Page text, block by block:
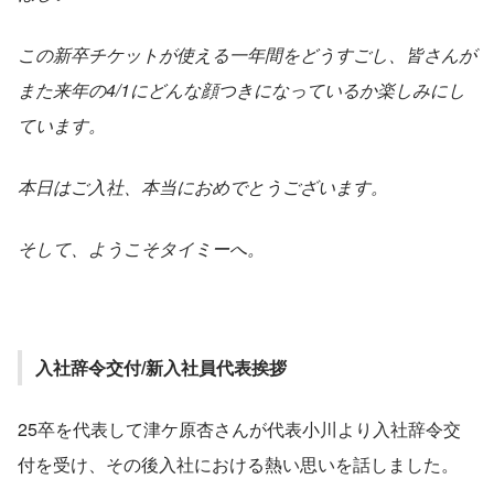
この新卒チケットが使える一年間をどうすごし、皆さんが
また来年の4/1にどんな顔つきになっているか楽しみにし
ています。
本日はご入社、本当におめでとうございます。
そして、ようこそタイミーへ。
入社辞令交付/新入社員代表挨拶
25卒を代表して津ケ原杏さんが代表小川より入社辞令交
付を受け、その後入社における熱い思いを話しました。